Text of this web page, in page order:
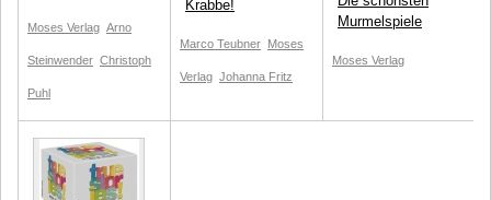
Moses Verlag Arno
Steinwender Christoph
Puhl
Krabbe!
Marco Teubner Moses
Verlag Johanna Fritz
Murmelspiele
Moses Verlag